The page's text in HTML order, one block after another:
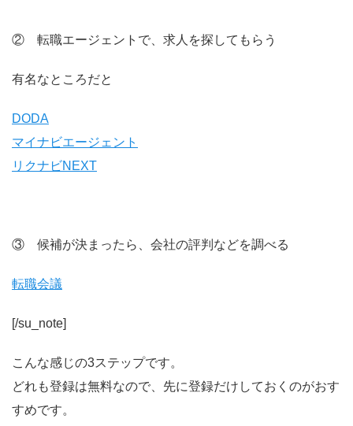
② 転職エージェントで、求人を探してもらう
有名なところだと
DODA
マイナビエージェント
リクナビNEXT
③ 候補が決まったら、会社の評判などを調べる
転職会議
[/su_note]
こんな感じの3ステップです。
どれも登録は無料なので、先に登録だけしておくのがおす
すめです。